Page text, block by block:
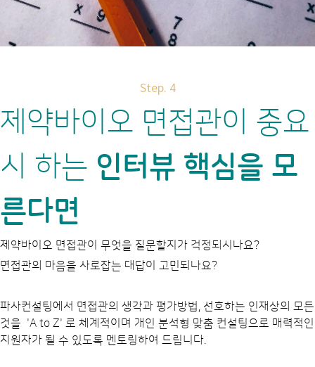
Step. 4
제약바이오 면접관이 중요
시 하는 인터뷰 핵심을 모
른다면
제약바이오 면접관이 무엇을 질문할지가 걱정되시나요?
면접관의 마음을 사로잡는 대답이 고민되나요?
파사컨설팅에서 면접관의 생각과 평가방법, 선호하는 인재상의 모든
것을 'A to Z' 로 체계적이며 개인 분석형 맞춤 컨설팅으로 매력적인
지원자가 될 수 있도록 멘토링하여 드립니다.